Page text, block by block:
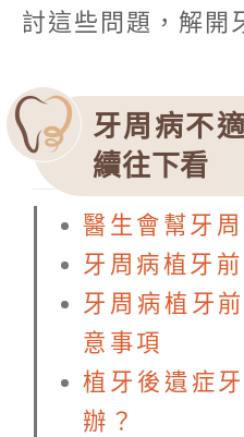
討這些問題，解開
牙周病不
續往下看
醫生會幫牙
牙周病植牙
牙周病植牙
意事項
植牙後遺症
辦？